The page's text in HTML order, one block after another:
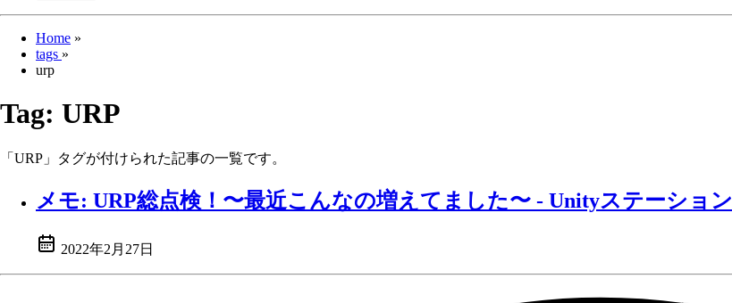
Home »
tags »
urp
Tag: URP
「URP」タグが付けられた記事の一覧です。
メモ: URP総点検！〜最近こんなの増えてました〜 - Unityステーション
2022年2月27日